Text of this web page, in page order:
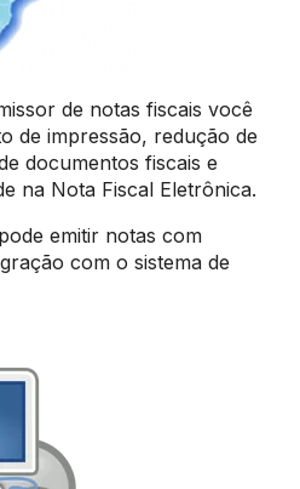
de notas fiscais você
de impressão, redução de
documentos fiscais e
na Nota Fiscal Eletrônica.
emitir notas com
com o sistema de